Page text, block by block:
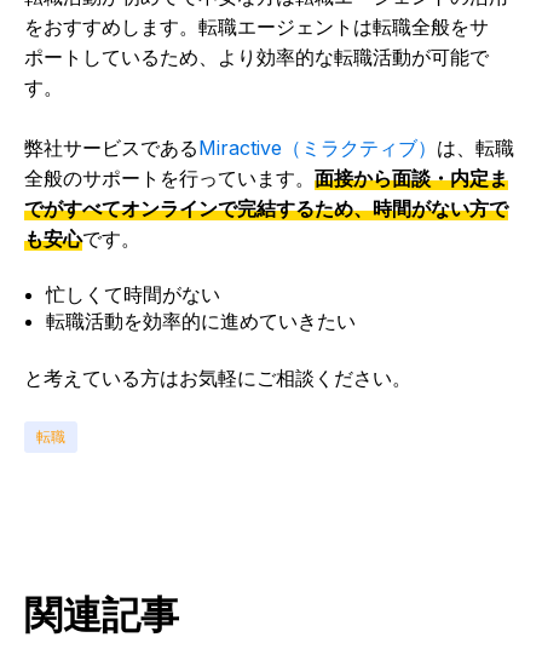
をおすすめします。転職エージェントは転職全般をサ
ポートしているため、より効率的な転職活動が可能で
す。
弊社サービスであるMiractive（ミラクティブ） は、転職
全般のサポートを行っています。 面接から面談・内定ま
でがすべてオンラインで完結するため、時間がない方で
も安心です。
忙しくて時間がない
転職活動を効率的に進めていきたい
と考えている方はお気軽にご相談ください。
転職
関連記事